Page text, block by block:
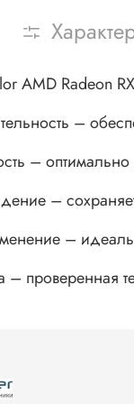
AMD Radeon
–
–
–
–
проверенная